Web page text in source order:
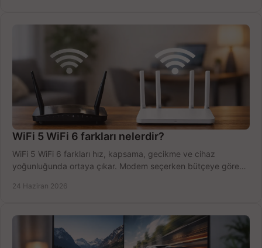
WiFi 5 WiFi 6 farkları nelerdir?
WiFi 5 WiFi 6 farkları hız, kapsama, gecikme ve cihaz
yoğunluğunda ortaya çıkar. Modem seçerken bütçeye göre
24 Haziran 2026